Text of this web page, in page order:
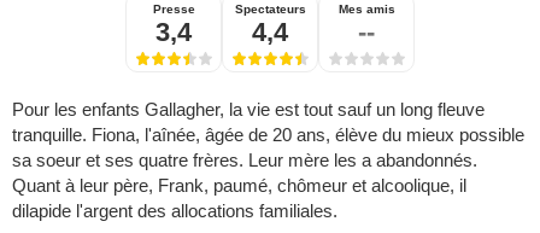
Presse
3,4
Spectateurs
4,4
Mes amis
--
Pour les enfants Gallagher, la vie est tout sauf un long fleuve
tranquille. Fiona, l'aînée, âgée de 20 ans, élève du mieux possible
sa soeur et ses quatre frères. Leur mère les a abandonnés.
Quant à leur père, Frank, paumé, chômeur et alcoolique, il
dilapide l'argent des allocations familiales.